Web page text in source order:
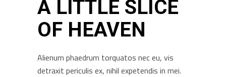
A LITTLE SLICE
OF HEAVEN
Alienum phaedrum torquatos nec eu, vis
detraxit periculis ex, nihil expetendis in mei.